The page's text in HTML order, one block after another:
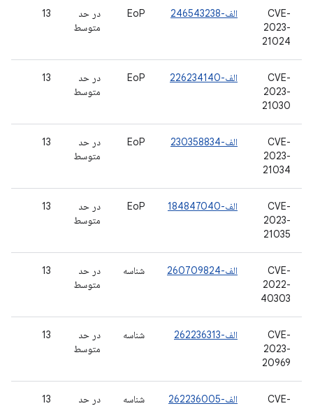
CVE-
2023-
21024
الف-246543238 EoP
در حد
متوسط
13
CVE-
2023-
21030
الف-226234140 EoP
در حد
متوسط
13
CVE-
2023-
21034
الف-230358834 EoP
در حد
متوسط
13
CVE-
2023-
21035
الف-184847040 EoP
در حد
متوسط
13
CVE-
2022-
40303
الف-260709824 شناسه
در حد
متوسط
13
CVE-
2023-
20969
الف-262236313 شناسه
در حد
متوسط
13
CVE-
الف-262236005 شناسه
در حد
13